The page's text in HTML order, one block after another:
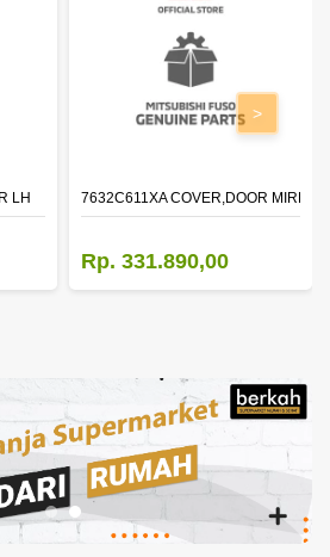
LH 7632C611XA COVER,DOOR
Rp. 331.890,00
>